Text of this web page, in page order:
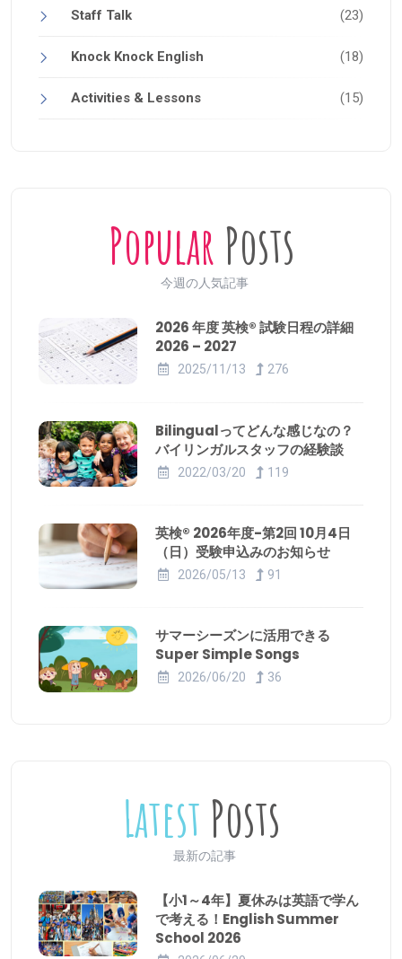
Staff Talk (23)
Knock Knock English (18)
Activities & Lessons (15)
Popular Posts
今週の人気記事
2026 年度 英検® 試験日程の詳細
2026 – 2027
2025/11/13 276
Bilingualってどんな感じなの？
バイリンガルスタッフの経験談
2022/03/20 119
英検® 2026年度-第2回 10月4日
（日）受験申込みのお知らせ
2026/05/13 91
サマーシーズンに活用できる
Super Simple Songs
2026/06/20 36
Latest Posts
最新の記事
【小1～4年】夏休みは英語で学ん
で考える！English Summer
School 2026